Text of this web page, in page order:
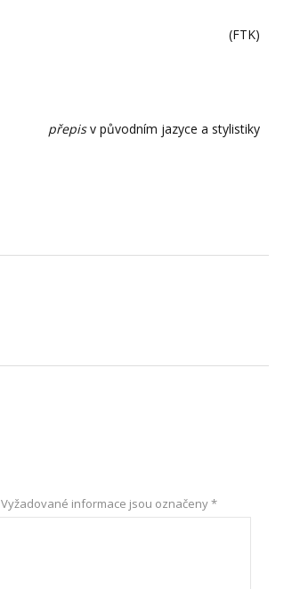
(FTK)
přepisv původním jazyce a stylistiky
Vyžadované informace jsou označeny*